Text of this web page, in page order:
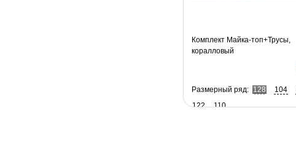
Комплект Майка-топ+Трусы,
коралловый
Размерный ряд: 128 104
122
110